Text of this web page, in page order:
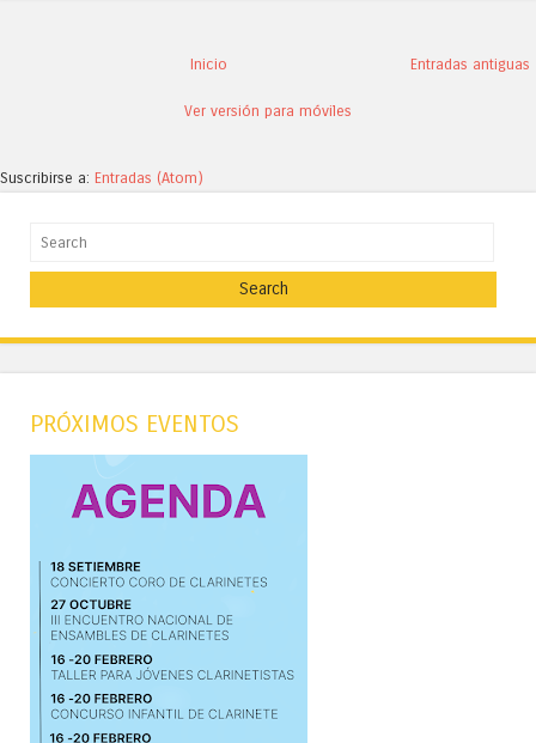
Entradas antiguas
Inicio
Ver versión para móviles
Suscribirse a: Entradas (Atom)
Search
PRÓXIMOS EVENTOS